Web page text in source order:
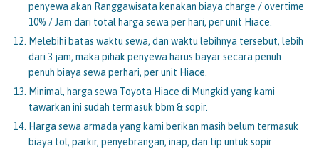
penyewa akan Ranggawisata kenakan biaya charge / overtime
10% / Jam dari total harga sewa per hari, per unit Hiace.
Melebihi batas waktu sewa, dan waktu lebihnya tersebut, lebih
dari 3 jam, maka pihak penyewa harus bayar secara penuh
penuh biaya sewa perhari, per unit Hiace.
Minimal, harga sewa Toyota Hiace di Mungkid yang kami
tawarkan ini sudah termasuk bbm & sopir.
Harga sewa armada yang kami berikan masih belum termasuk
biaya tol, parkir, penyebrangan, inap, dan tip untuk sopir